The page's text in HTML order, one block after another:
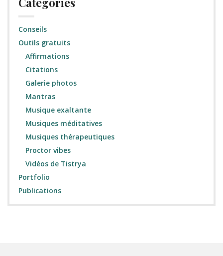
Conseils
Outils gratuits
Affirmations
Citations
Galerie photos
Mantras
Musique exaltante
Musiques méditatives
Musiques thérapeutiques
Proctor vibes
Vidéos de Tistrya
Portfolio
Publications